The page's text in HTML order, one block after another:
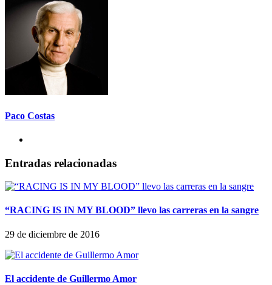
Paco Costas
Entradas relacionadas
“RACING IS IN MY BLOOD” llevo las carreras en la sangre
29 de diciembre de 2016
El accidente de Guillermo Amor